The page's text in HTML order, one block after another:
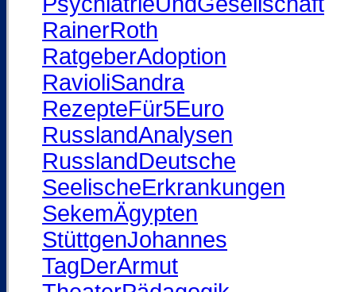
RainerRoth
RatgeberAdoption
RavioliSandra
RezepteFür5Euro
RusslandAnalysen
RusslandDeutsche
SeelischeErkrankungen
SekemÄgypten
StüttgenJohannes
TagDerArmut